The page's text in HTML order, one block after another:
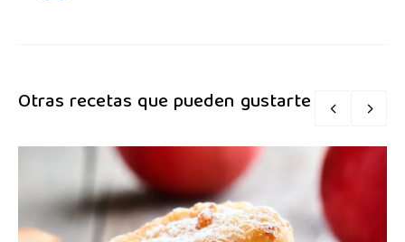
Otras recetas que pueden gustarte